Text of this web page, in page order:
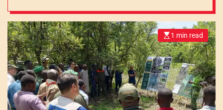
E
s
t
i
m
a
t
e
d
r
e
1 min read